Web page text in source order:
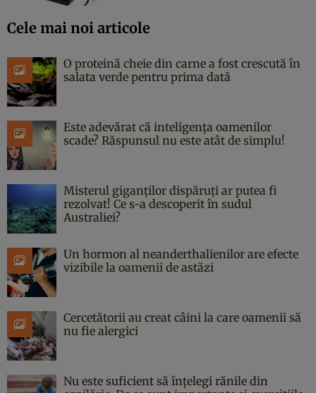
Cele mai noi articole
O proteină cheie din carne a fost crescută în
salata verde pentru prima dată
Este adevărat că inteligența oamenilor
scade? Răspunsul nu este atât de simplu!
Misterul giganților dispăruți ar putea fi
rezolvat! Ce s-a descoperit în sudul
Australiei?
Un hormon al neanderthalienilor are efecte
vizibile la oamenii de astăzi
Cercetătorii au creat câini la care oamenii să
nu fie alergici
Nu este suficient să înțelegi rănile din